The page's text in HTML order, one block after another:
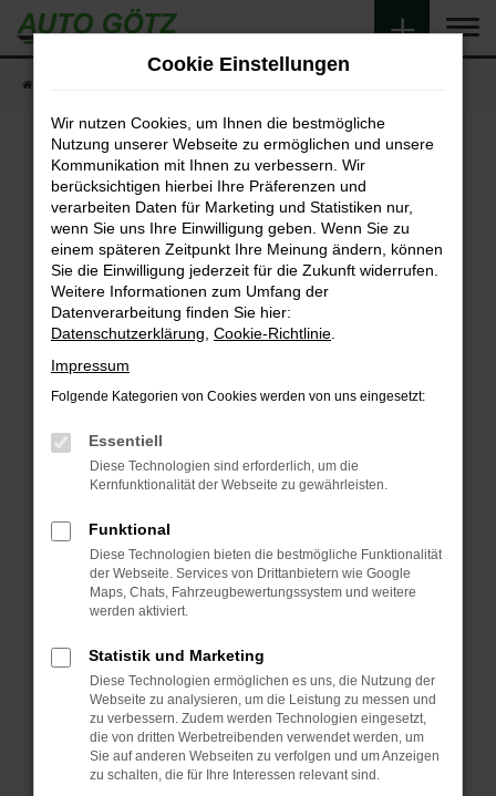
Zum
Hauptinhalt
springen
Fehler: Network Error
Beim Laden ist ein Fehler aufgetreten.
Hier sind ein paar Tipps, die dir helfen können:
Überprüfe deine Firewall und deine
Internetverbindung.
Laden andere Webseiten, zum Beispiel deine
Suchmaschine?
Prüfe deine Browsererweiterungen.
können das Laden bestimmter Seiten
verhindern. Funktioniert die Seite in einem
Fenster?
Starte dein Gerät neu.
Das kann manchmal helfen, vorübergehende
Probleme zu beheben.
Betriebssystem auf dem neuesten Stand
sind.
Veraltete Software birgt nicht nur ein
Sicherheitsrisiko, sondern kann auch dazu
führen, dass bestimmte Funktionen nicht mehr
unterstützt werden.
Cookie Einstellungen
Wir nutzen Cookies, um Ihnen die bestmögliche
Nutzung unserer Webseite zu ermöglichen und unsere
Kommunikation mit Ihnen zu verbessern. Wir
berücksichtigen hierbei Ihre Präferenzen und
verarbeiten Daten für Marketing und Statistiken nur,
wenn Sie uns Ihre Einwilligung geben. Wenn Sie zu
einem späteren Zeitpunkt Ihre Meinung ändern, können
Sie die Einwilligung jederzeit für die Zukunft widerrufen.
Weitere Informationen zum Umfang der
Datenverarbeitung finden Sie hier:
Datenschutzerklärung Cookie-Richtlinie
Impressum
Folgende Kategorien von Cookies werden von uns eingesetzt:
Essentiell
Diese Technologien sind erforderlich, um die
Kernfunktionalität der Webseite zu gewährleisten.
Funktional
Diese Technologien bieten die bestmögliche Funktionalität
der Webseite. Services von Drittanbietern wie Google
Maps, Chats, Fahrzeugbewertungssystem und weitere
werden aktiviert.
Statistik und Marketing
Diese Technologien ermöglichen es uns, die Nutzung der
Webseite zu analysieren, um die Leistung zu messen und
zu verbessern. Zudem werden Technologien eingesetzt,
die von dritten Werbetreibenden verwendet werden, um
Sie auf anderen Webseiten zu verfolgen und um Anzeigen
zu schalten, die für Ihre Interessen relevant sind.